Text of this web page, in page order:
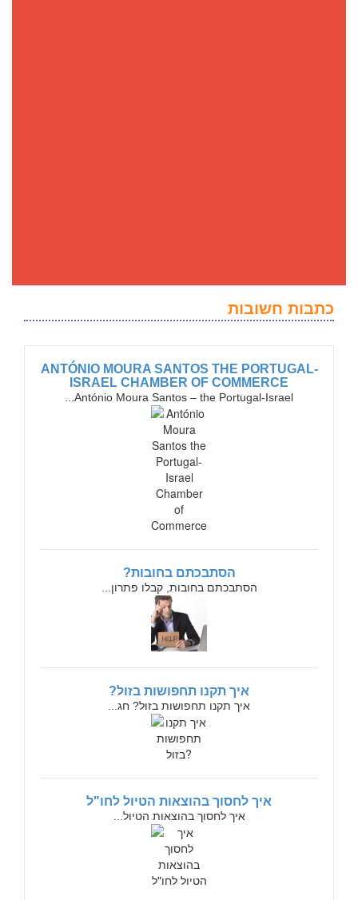
כתבות חשובות
ANTÓNIO MOURA SANTOS THE PORTUGAL-
ISRAEL CHAMBER OF COMMERCE
António Moura Santos – the Portugal-Israel...
הסתבכתם בחובות?
הסתבכתם בחובות, קבלו פתרון...
איך תקנו תחפושות בזול?
איך תקנו תחפושות בזול? חג...
איך לחסוך בהוצאות הטיול לחו"ל
איך לחסוך בהוצאות הטיול...